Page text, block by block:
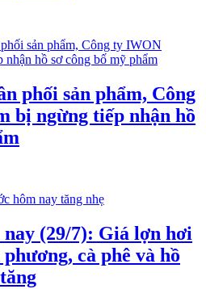
phối sản phẩm, Công
bị ngừng tiếp nhận hồ
nay (29/7): Giá lợn hơi
cà phê và hồ